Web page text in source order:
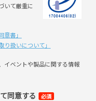
いて厳重に
書」
扱いについて」
イベントや製品に関する情報
同意する 必須